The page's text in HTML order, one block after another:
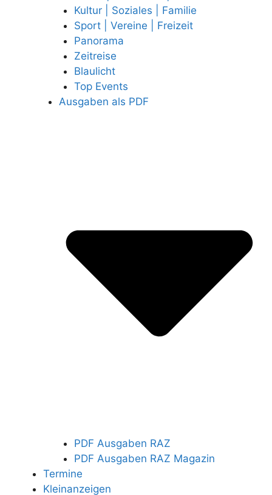
Kultur | Soziales | Familie
Sport | Vereine | Freizeit
Panorama
Zeitreise
Blaulicht
Top Events
Ausgaben als PDF
PDF Ausgaben RAZ
PDF Ausgaben RAZ Magazin
Termine
Kleinanzeigen